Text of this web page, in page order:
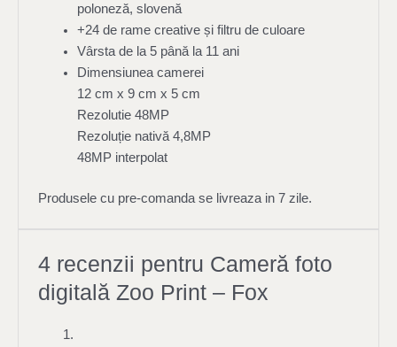
poloneză, slovenă
+24 de rame creative și filtru de culoare
Vârsta de la 5 până la 11 ani
Dimensiunea camerei
12 cm x 9 cm x 5 cm
Rezolutie 48MP
Rezoluție nativă 4,8MP
48MP interpolat
Produsele cu pre-comanda se livreaza in 7 zile.
4 recenzii pentru Cameră foto
digitală Zoo Print – Fox